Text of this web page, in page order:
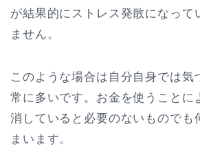
が結果的にストレス発散になって
ません。
このような場合は自分自身では気
常に多いです。お金を使うことに
消していると必要のないものでも
まいます。